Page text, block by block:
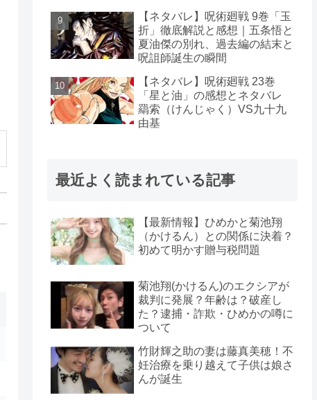
【ネタバレ】呪術廻戦 9巻「玉
折」徹底解説と感想｜五条悟と
夏油傑の別れ、過去編の結末と
呪詛師誕生の瞬間
【ネタバレ】呪術廻戦 23巻
「星と油」の感想とネタバレ
羂索（けんじゃく）VS九十九
由基
最近よく読まれている記事
【最新情報】ひめかと菊池翔
（かけるん）との関係に決着？
初めて明かす贈与税問題
菊池翔(かけるん)のエクシアが
裁判に発展？年齢は？破産し
た？逮捕・詐欺・ひめかの噂に
ついて
竹財輝之助の妻は藤真美穂！不
妊治療を乗り越えて子供は娘さ
んが誕生